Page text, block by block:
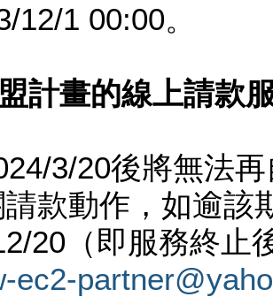
12/1 00:00。
盟計畫的線上請款
3/20後將無法
款動作，如逾該
20（即服務終止
ec2-